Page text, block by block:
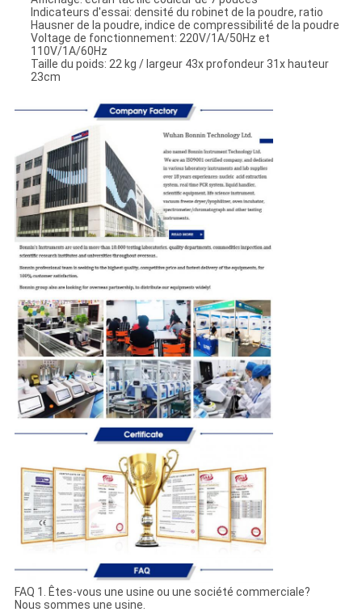
Indicateurs d'essai: densité du robinet de la poudre, ratio
Hausner de la poudre, indice de compressibilité de la poudre
Voltage de fonctionnement: 220V/1A/50Hz et
110V/1A/60Hz
Taille du poids: 22 kg / largeur 43x profondeur 31x hauteur
23cm
FAQ 1. Êtes-vous une usine ou une société commerciale?
Nous sommes une usine.